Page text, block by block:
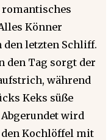
Könner
letzten Schliff.
den Tag sorgt der
während
Keks süße
wird
Kochlöffel mit